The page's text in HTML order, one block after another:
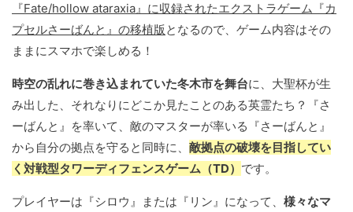
『Fate/hollow ataraxia』に収録されたエクストラゲーム『カ
プセルさーばんと』の移植版となるので、ゲーム内容はその
ままにスマホで楽しめる！
時空の乱れに巻き込まれていた冬木市を舞台に、大聖杯が生
み出した、それなりにどこか見たことのある英霊たち？『さ
ーばんと』を率いて、敵のマスターが率いる『さーばんと』
から自分の拠点を守ると同時に、 敵拠点の破壊を目指してい
く対戦型タワーディフェンスゲーム（TD） です。
プレイヤーは『シロウ』または『リン』になって、 様々なマ